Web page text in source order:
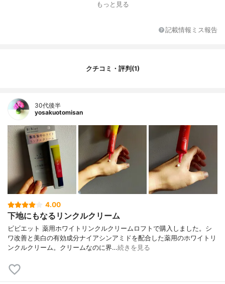
もっと見る
記載情報ミス報告
クチコミ・評判(1)
30代後半
yosakuotomisan
4.00
下地にもなるリンクルクリーム
ビビエット 薬用ホワイトリンクルクリームロフトで購入しました。シ
ワ改善と美白の有効成分ナイアシンアミドを配合した薬用のホワイトリ
ンクルクリーム。クリームなのに界…続きを見る